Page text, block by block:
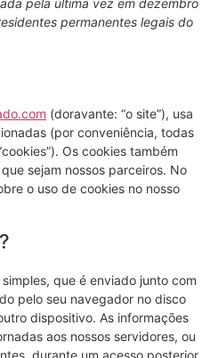
permanentes legais do
(doravante: “o site”), usa
(por conveniência, todas
Os cookies também
sejam nossos parceiros. No
o uso de cookies no nosso
que é enviado junto com
pelo seu navegador no disco
dispositivo. As informações
aos nossos servidores, ou
durante um acesso posterior.